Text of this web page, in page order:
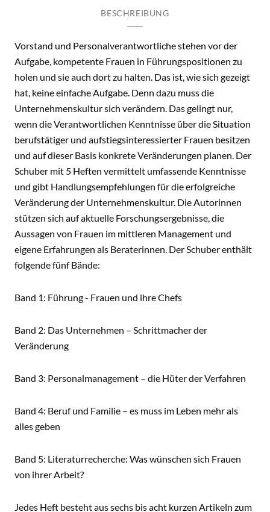
BESCHREIBUNG
Vorstand und Personalverantwortliche stehen vor der
Aufgabe, kompetente Frauen in Führungspositionen zu
holen und sie auch dort zu halten. Das ist, wie sich gezeigt
hat, keine einfache Aufgabe. Denn dazu muss die
Unternehmenskultur sich verändern. Das gelingt nur,
wenn die Verantwortlichen Kenntnisse über die Situation
berufstätiger und aufstiegsinteressierter Frauen besitzen
und auf dieser Basis konkrete Veränderungen planen. Der
Schuber mit 5 Heften vermittelt umfassende Kenntnisse
und gibt Handlungsempfehlungen für die erfolgreiche
Veränderung der Unternehmenskultur. Die Autorinnen
stützen sich auf aktuelle Forschungsergebnisse, die
Aussagen von Frauen im mittleren Management und
eigene Erfahrungen als Beraterinnen. Der Schuber enthält
folgende fünf Bände:
Band 1: Führung - Frauen und ihre Chefs
Band 2: Das Unternehmen – Schrittmacher der
Veränderung
Band 3: Personalmanagement – die Hüter der Verfahren
Band 4: Beruf und Familie – es muss im Leben mehr als
alles geben
Band 5: Literaturrecherche: Was wünschen sich Frauen
von ihrer Arbeit?
Jedes Heft besteht aus sechs bis acht kurzen Artikeln zum